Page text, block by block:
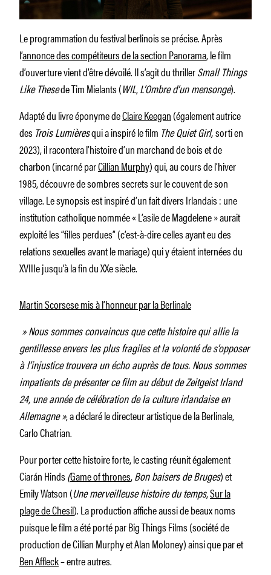
Le programmation du festival berlinois se précise. Après
l’annonce des compétiteurs de la section Panorama, le film
d’ouverture vient d’être dévoilé. Il s’agit du thrillerSmall Things
Like Thesede Tim Mielants (WIL,L’Ombre d’un mensonge).
Adapté du livre éponyme deClaire Keegan(également autrice
des Trois Lumièresqui a inspiré le film The Quiet Girl,sorti en
2023), il racontera l’histoire d’un marchand de bois et de
charbon (incarné parCillian Murphy) qui, au cours de l’hiver
1985, découvre de sombres secrets sur le couvent de son
village. Le synopsis est inspiré d’un fait divers Irlandais : une
institution catholique nommée « L’asile de Magdelene » aurait
exploité les “filles perdues” (c’est-à-dire celles ayant eu des
relations sexuelles avant le mariage) qui y étaient internées du
XVIIIe jusqu’à la fin du XXe siècle.
Martin Scorsese mis à l’honneur par la Berlinale
» Nous sommes convaincus que cette histoire qui allie la
gentillesse envers les plus fragiles et la volonté de s’opposer
à l’injustice trouvera un écho auprès de tous. Nous sommes
impatients de présenter ce film au début de Zeitgeist Irland
24, une année de célébration de la culture irlandaise en
Allemagne », a déclaré le directeur artistique de la Berlinale,
Carlo Chatrian.
Pour porter cette histoire forte, le casting réunit également
Ciarán Hinds(Game of thrones,Bon baisers de Bruges) et
Emily Watson (Une merveilleuse histoire du temps,Sur la
plage de Chesil). La production affiche aussi de beaux noms
puisque le film a été porté par Big Things Films (société de
production de Cillian Murphy et Alan Moloney) ainsi que par et
Ben Affleck– entre autres.